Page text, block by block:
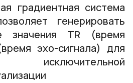
градиентная система
генерировать
значения TR (время
эхо-сигнала) для
исключительной